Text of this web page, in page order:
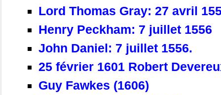
Lord Thomas Gray: 27 avril
Henry Peckham: 7 juillet 1556
John Daniel: 7 juillet 1556.
25 février 1601 Robert
Guy Fawkes (1606)